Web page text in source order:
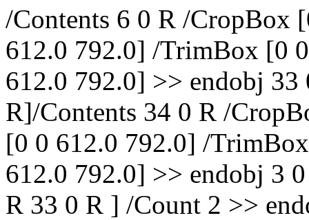
/Contents 6 0 R /CropBox
612.0 792.0] /TrimBox [0
612.0 792.0] >> endobj
R]/Contents 34 0 R /
[0 0 612.0 792.0] /
612.0 792.0] >> endobj 3
R 33 0 R ] /Count 2 >>